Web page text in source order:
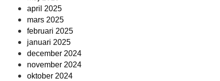
april 2025
mars 2025
februari 2025
januari 2025
december 2024
november 2024
oktober 2024